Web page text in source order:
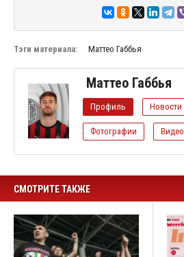
Тэги материала: Маттео Габбья
Маттео Габбья
Профиль Новости
Фотографии Видео
СМОТРИТЕ ТАКЖЕ